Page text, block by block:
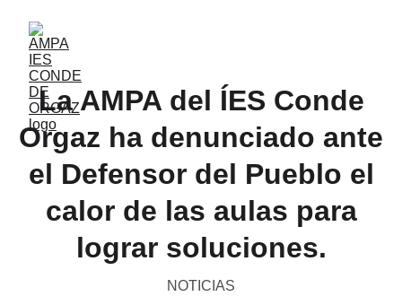
La AMPA del ÍES Conde
Orgaz ha denunciado ante
el Defensor del Pueblo el
calor de las aulas para
lograr soluciones.
NOTICIAS